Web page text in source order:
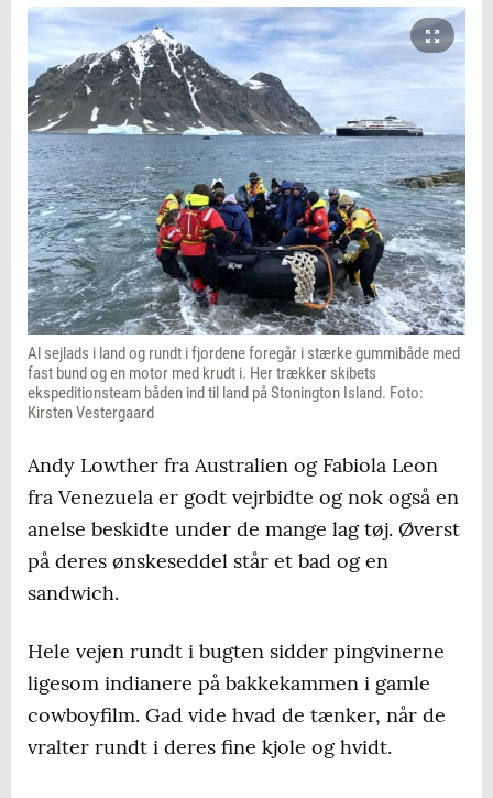
Al sejlads i land og rundt i fjordene foregår i stærke gummibåde med
fast bund og en motor med krudt i. Her trækker skibets
ekspeditionsteam båden ind til land på Stonington Island. Foto:
Kirsten Vestergaard
Andy Lowther fra Australien og Fabiola Leon
fra Venezuela er godt vejrbidte og nok også en
anelse beskidte under de mange lag tøj. Øverst
på deres ønskeseddel står et bad og en
sandwich.
Hele vejen rundt i bugten sidder pingvinerne
ligesom indianere på bakkekammen i gamle
cowboyfilm. Gad vide hvad de tænker, når de
vralter rundt i deres fine kjole og hvidt.